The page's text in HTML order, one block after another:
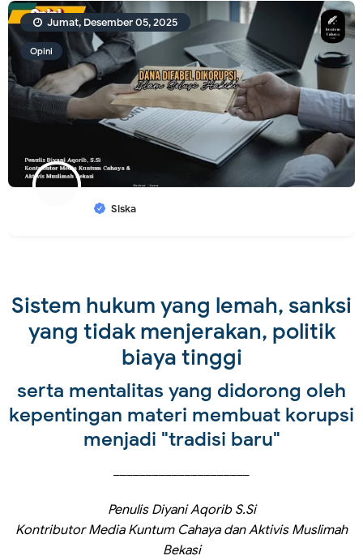
Opini
Siska
Jumat, Desember 05, 2025
Sistem hukum yang lemah, sanksi
yang tidak menjerakan, politik
biaya tinggi
serta mentalitas yang didorong oleh
kepentingan materi membuat korupsi
menjadi "tradisi baru"
Penulis Diyani Aqorib S.Si
Kontributor Media Kuntum Cahaya dan Aktivis Muslimah
Bekasi